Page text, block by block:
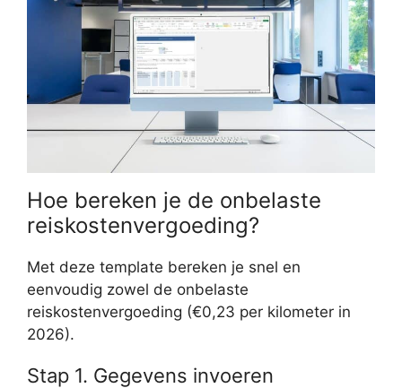
Hoe bereken je de onbelaste
reiskostenvergoeding?
Met deze template bereken je snel en
eenvoudig zowel de onbelaste
reiskostenvergoeding (€0,23 per kilometer in
2026).
Stap 1. Gegevens invoeren